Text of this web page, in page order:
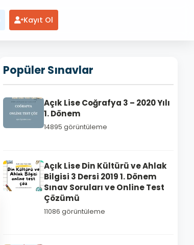
Kayıt Ol
Popüler Sınavlar
Açık Lise Coğrafya 3 – 2020 Yılı
1. Dönem
14895 görüntüleme
Açık Lise Din Kültürü ve Ahlak
Bilgisi 3 Dersi 2019 1. Dönem
Sınav Soruları ve Online Test
Çözümü
11086 görüntüleme